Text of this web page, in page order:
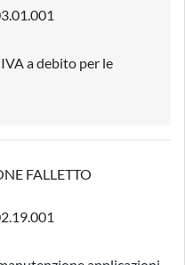
a debito per le
FALLETTO